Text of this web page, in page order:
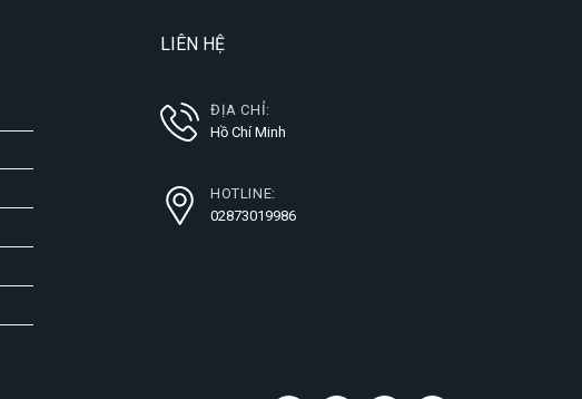
LIÊN HỆ
ĐỊA CHỈ:
Hồ Chí Minh
HOTLINE:
02873019986